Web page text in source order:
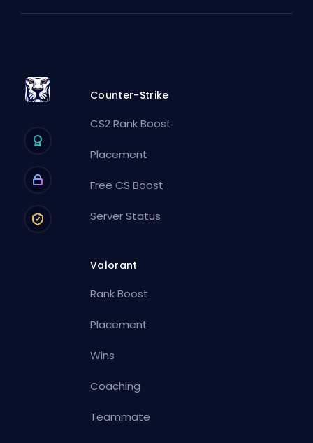
Counter-Strike
CS2 Rank Boost
Placement
Free CS Boost
Server Status
Valorant
Rank Boost
Placement
Wins
Coaching
Teammate